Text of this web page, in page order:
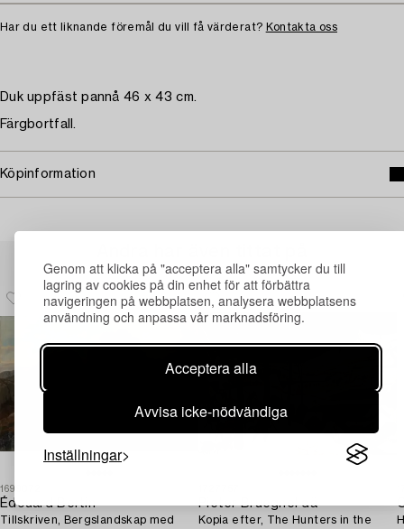
Genom att klicka på "acceptera alla" samtycker du till
lagring av cookies på din enhet för att förbättra
navigeringen på webbplatsen, analysera webbplatsens
användning och anpassa vår marknadsföring.
Acceptera alla
Avvisa icke-nödvändiga
Inställningar
Har du ett liknande föremål du vill få värderat? Kontakta oss
Duk uppfäst pannå 46 x 43 cm.
Färgbortfall.
Köpinformation
1699072
Édouard Bertin
Tillskriven, Bergslandskap med
Pieter Brueghel dä
Kopia efter, The Hunters in the